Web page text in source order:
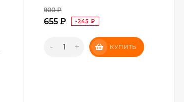
900₽
655 ₽ -245 ₽
- + КУПИТЬ